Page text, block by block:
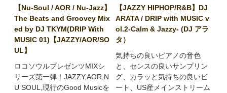
【Nu-Soul / AOR / Nu-Jazz】
The Beats and Groovey Mix
ed by DJ TKYM(DRIP With
MUSIC 01)【JAZZY/AOR/SO
UL】
ロコソウルプレゼンツMIXシ
リーズ第一弾！JAZZY,AOR,N
U SOUL,現行のGood Musicを
【JAZZY HIPHOP/R&B】DJ
ARATA / DRIP with MUSIC v
ol.2-Calm & Jazzy- (DJ アラ
タ）
気持ちの良いピアノの音色
と、センスの良いサンプリン
グ、カラッと気持ちの良いビ
ート、US産メインストリーム